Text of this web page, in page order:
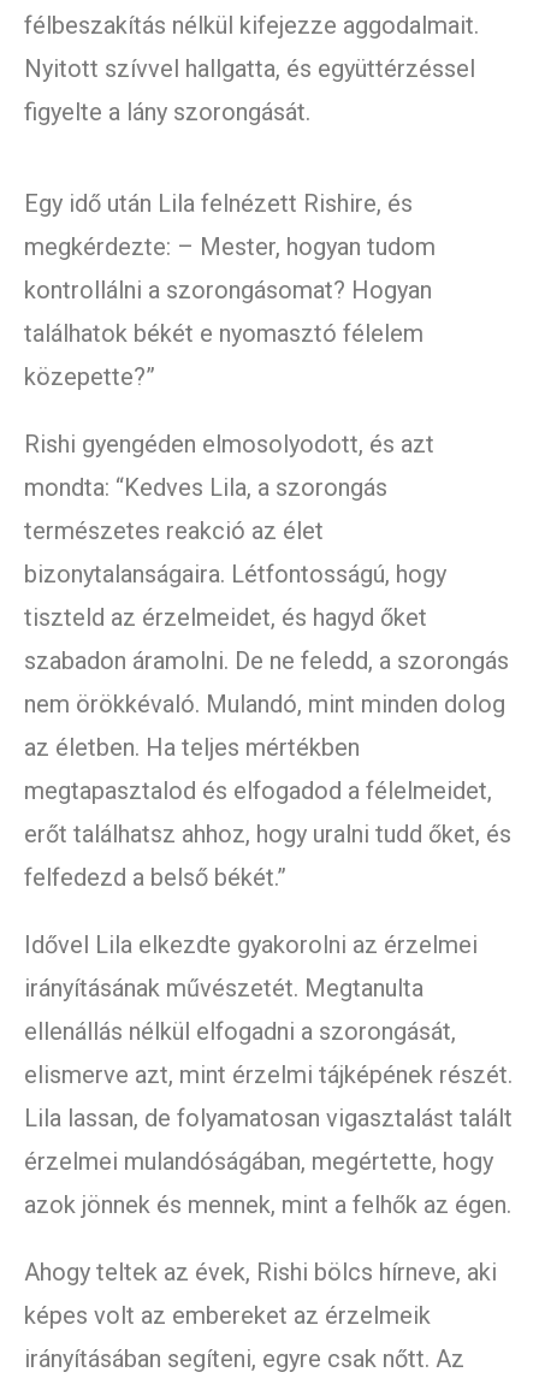
félbeszakítás nélkül kifejezze aggodalmait.
Nyitott szívvel hallgatta, és együttérzéssel
figyelte a lány szorongását.
Egy idő után Lila felnézett Rishire, és
megkérdezte: – Mester, hogyan tudom
kontrollálni a szorongásomat? Hogyan
találhatok békét e nyomasztó félelem
közepette?”
Rishi gyengéden elmosolyodott, és azt
mondta: “Kedves Lila, a szorongás
természetes reakció az élet
bizonytalanságaira. Létfontosságú, hogy
tiszteld az érzelmeidet, és hagyd őket
szabadon áramolni. De ne feledd, a szorongás
nem örökkévaló. Mulandó, mint minden dolog
az életben. Ha teljes mértékben
megtapasztalod és elfogadod a félelmeidet,
erőt találhatsz ahhoz, hogy uralni tudd őket, és
felfedezd a belső békét.”
Idővel Lila elkezdte gyakorolni az érzelmei
irányításának művészetét. Megtanulta
ellenállás nélkül elfogadni a szorongását,
elismerve azt, mint érzelmi tájképének részét.
Lila lassan, de folyamatosan vigasztalást talált
érzelmei mulandóságában, megértette, hogy
azok jönnek és mennek, mint a felhők az égen.
Ahogy teltek az évek, Rishi bölcs hírneve, aki
képes volt az embereket az érzelmeik
irányításában segíteni, egyre csak nőtt. Az